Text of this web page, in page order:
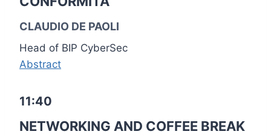
CLAUDIO DE PAOLI
Head of BIP CyberSec
Abstract
11:40
NETWORKING AND COFFEE BREAK